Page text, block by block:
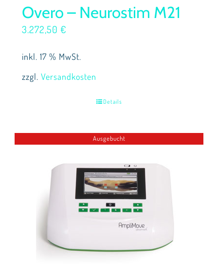
Overo – Neurostim M21
3.272,50 €
inkl. 17 % MwSt.
zzgl. Versandkosten
Details
Ausgebucht